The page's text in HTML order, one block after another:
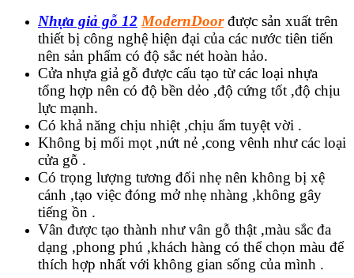
Giới thiệu CEO
Nhựa giả gỗ 12 ModernDoorđược sản xuất trên
thiết bị công nghệ hiện đại của các nước tiên tiến
nên sản phẩm có độ sắc nét hoàn hảo.
Cửa nhựa giả gỗ được cấu tạo từ các loại nhựa
tổng hợp nên có độ bền dẻo ,độ cứng tốt ,độ chịu
lực mạnh.
Có khả năng chịu nhiệt ,chịu ẩm tuyệt vời .
Không bị mối mọt ,nứt nẻ ,cong vênh như các loại
cửa gỗ .
Có trọng lượng tương đối nhẹ nên không bị xệ
cánh ,tạo việc đóng mở nhẹ nhàng ,không gây
tiếng ồn .
Vân được tạo thành như vân gỗ thật ,màu sắc đa
dạng ,phong phú ,khách hàng có thể chọn màu để
thích hợp nhất với không gian sống của mình .